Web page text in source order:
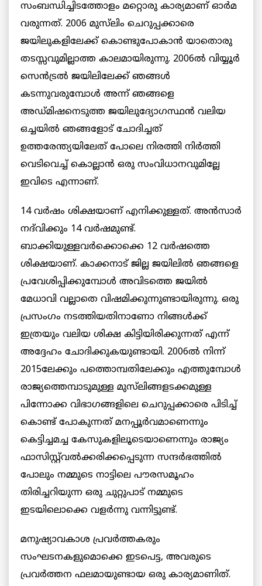
സംബന്ധിച്ചിടത്തോളം മറ്റൊരു കാര്യമാണ് ഓർമ
വരുന്നത്. 2006 മുസ്‌ലിം ചെറുപ്പക്കാരെ
ജയിലുകളിലേക്ക് കൊണ്ടുപോകാൻ യാതൊരു
തടസ്സവുമില്ലാത്ത കാലമായിരുന്നു. 2006ൽ വിയ്യൂർ
സെൻട്രൽ ജയിലിലേക്ക് ഞങ്ങൾ
കടന്നുവരുമ്പോൾ അന്ന് ഞങ്ങളെ
അഡ്മിഷനെടുത്ത ജയിലുദ്യോഗസ്ഥൻ വലിയ
ഒച്ചയിൽ ഞങ്ങളോട് ചോദിച്ചത്
ഉത്തരേന്ത്യയിലേത് പോലെ നിരത്തി നിർത്തി
വെടിവെച്ച് കൊല്ലാൻ ഒരു സംവിധാനവുമില്ലേ
ഇവിടെ എന്നാണ്.
14 വർഷം ശിക്ഷയാണ് എനിക്കുള്ളത്. അൻസാർ
നദ്‌വിക്കും 14 വർഷമുണ്ട്.
ബാക്കിയുള്ളവർക്കൊക്കെ 12 വർഷത്തെ
ശിക്ഷയാണ്. കാക്കനാട് ജില്ല ജയിലിൽ ഞങ്ങളെ
പ്രവേശിപ്പിക്കുമ്പോൾ അവിടത്തെ ജയിൽ
മേധാവി വല്ലാതെ വിഷമിക്കുന്നുണ്ടായിരുന്നു. ഒരു
പ്രസംഗം നടത്തിയതിനാണോ നിങ്ങൾക്ക്
ഇത്രയും വലിയ ശിക്ഷ കിട്ടിയിരിക്കുന്നത് എന്ന്
അദ്ദേഹം ചോദിക്കുകയുണ്ടായി. 2006ൽ നിന്ന്
2015ലേക്കും പത്തൊമ്പതിലേക്കും എത്തുമ്പോൾ
രാജ്യത്തെമ്പാടുമുള്ള മുസ്‌ലിങ്ങളടക്കമുള്ള
പിന്നോക്ക വിഭാഗങ്ങളിലെ ചെറുപ്പക്കാരെ പിടിച്ച്
കൊണ്ട് പോകുന്നത് മനപ്പൂർവമാണെന്നും
കെട്ടിച്ചമച്ച കേസുകളിലൂടെയാണെന്നും രാജ്യം
ഫാസിസ്റ്റ്‌വൽക്കരിക്കപ്പെടുന്ന സന്ദർഭത്തിൽ
പോലും നമ്മുടെ നാട്ടിലെ പൗരസമൂഹം
തിരിച്ചറിയുന്ന ഒരു ചുറ്റുപാട് നമ്മുടെ
ഇടയിലൊക്കെ വളർന്നു വന്നിട്ടുണ്ട്.
മനുഷ്യാവകാശ പ്രവർത്തകരും
സംഘടനകളുമൊക്കെ ഇടപെട്ട, അവരുടെ
പ്രവർത്തന ഫലമായുണ്ടായ ഒരു കാര്യമാണിത്.